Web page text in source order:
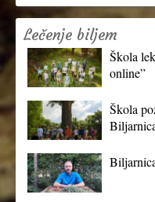
Lečenje biljem
Škola
online”
Škola